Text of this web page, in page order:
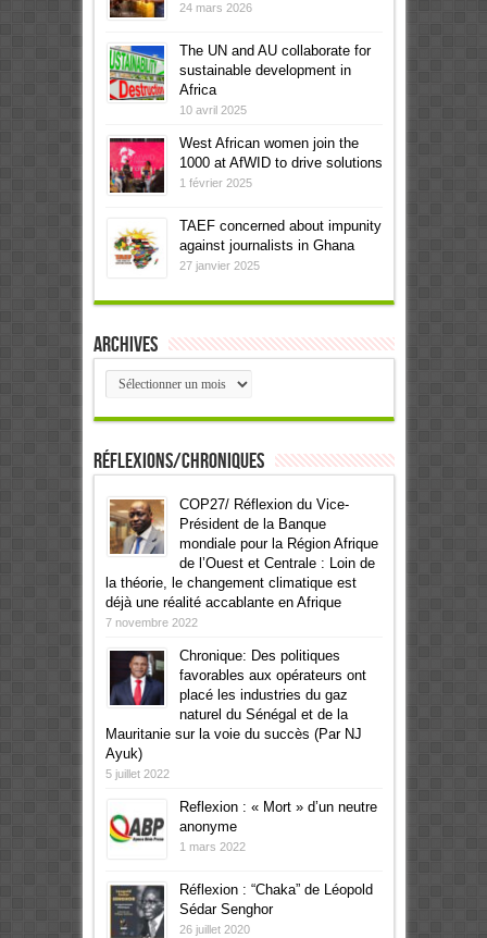
24 mars 2026
The UN and AU collaborate for
sustainable development in
Africa
10 avril 2025
West African women join the
1000 at AfWID to drive solutions
1 février 2025
TAEF concerned about impunity
against journalists in Ghana
27 janvier 2025
Archives
Archives
Réflexions/Chroniques
COP27/ Réflexion du Vice-
Président de la Banque
mondiale pour la Région Afrique
de l’Ouest et Centrale : Loin de
la théorie, le changement climatique est
déjà une réalité accablante en Afrique
7 novembre 2022
Chronique: Des politiques
favorables aux opérateurs ont
placé les industries du gaz
naturel du Sénégal et de la
Mauritanie sur la voie du succès (Par NJ
Ayuk)
5 juillet 2022
Reflexion : « Mort » d’un neutre
anonyme
1 mars 2022
Réflexion : “Chaka” de Léopold
Sédar Senghor
26 juillet 2020